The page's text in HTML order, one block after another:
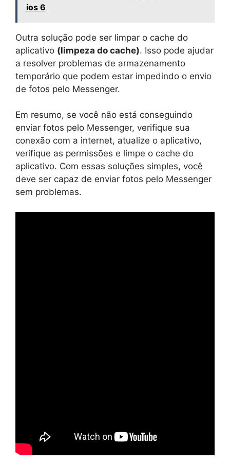
ios 6
Outra solução pode ser limpar o cache do
aplicativo (limpeza do cache). Isso pode ajudar
a resolver problemas de armazenamento
temporário que podem estar impedindo o envio
de fotos pelo Messenger.
Em resumo, se você não está conseguindo
enviar fotos pelo Messenger, verifique sua
conexão com a internet, atualize o aplicativo,
verifique as permissões e limpe o cache do
aplicativo. Com essas soluções simples, você
deve ser capaz de enviar fotos pelo Messenger
sem problemas.